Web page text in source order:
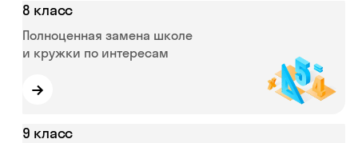
8 класс
Полноценная замена школе
и кружки по интересам
→
9 класс